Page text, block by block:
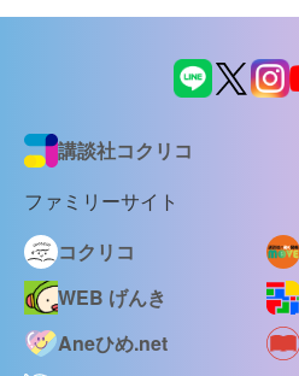
講談社コクリコ
ファミリーサイト
コクリコ
WEB げんき
Aneひめ.net